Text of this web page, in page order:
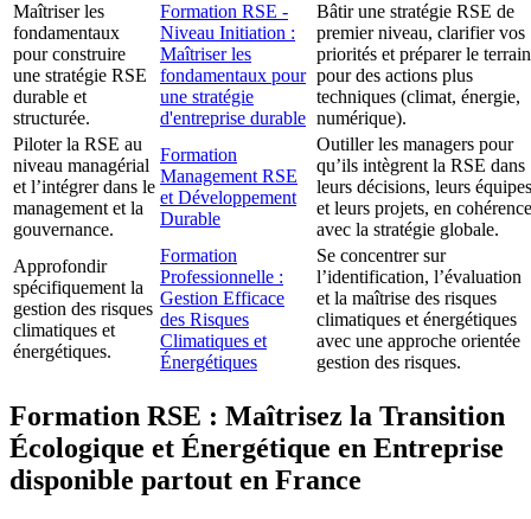
Maîtriser les
fondamentaux
pour construire
une stratégie RSE
durable et
structurée.
Formation RSE -
Niveau Initiation :
Maîtriser les
fondamentaux pour
une stratégie
d'entreprise durable
Bâtir une stratégie RSE de
premier niveau, clarifier vos
priorités et préparer le terrain
pour des actions plus
techniques (climat, énergie,
numérique).
Piloter la RSE au
niveau managérial
et l’intégrer dans le
management et la
gouvernance.
Formation
Management RSE
et Développement
Durable
Outiller les managers pour
qu’ils intègrent la RSE dans
leurs décisions, leurs équipes
et leurs projets, en cohérence
avec la stratégie globale.
Approfondir
spécifiquement la
gestion des risques
climatiques et
énergétiques.
Formation
Professionnelle :
Gestion Efficace
des Risques
Climatiques et
Énergétiques
Se concentrer sur
l’identification, l’évaluation
et la maîtrise des risques
climatiques et énergétiques
avec une approche orientée
gestion des risques.
Formation RSE : Maîtrisez la Transition
Écologique et Énergétique en Entreprise
disponible partout en France